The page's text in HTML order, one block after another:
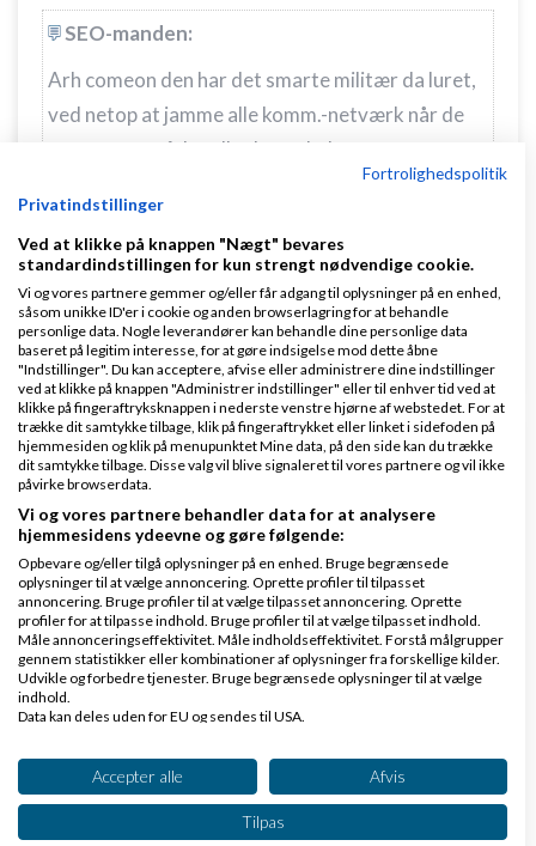
SEO-manden:
Arh comeon den har det smarte militær da luret,
ved netop at jamme alle komm.-netværk når de
sweeper områder eller kører kolonner.
Jo. Man har noget udstyr til netop det.
Svar
Inspirerende foredrag fra en dansk officer og kampsoldat
SEO-mandenSkrevet13-01-2011
tak for svar Søren - så er jeg sgu mere rolig igen.
Svar
Fortrolighedspolitik
Privatindstillinger
Ved at klikke på knappen "Nægt" bevares
standardindstillingen for kun strengt nødvendige cookie.
Vi og vores partnere gemmer og/eller får adgang til oplysninger på en enhed,
såsom unikke ID'er i cookie og anden browserlagring for at behandle
personlige data. Nogle leverandører kan behandle dine personlige data
baseret på legitim interesse, for at gøre indsigelse mod dette åbne
"Indstillinger". Du kan acceptere, afvise eller administrere dine indstillinger
ved at klikke på knappen "Administrer indstillinger" eller til enhver tid ved at
klikke på fingeraftryksknappen i nederste venstre hjørne af webstedet. For at
trække dit samtykke tilbage, klik på fingeraftrykket eller linket i sidefoden på
hjemmesiden og klik på menupunktet Mine data, på den side kan du trække
dit samtykke tilbage. Disse valg vil blive signaleret til vores partnere og vil ikke
påvirke browserdata.
Vi og vores partnere behandler data for at analysere
hjemmesidens ydeevne og gøre følgende:
Opbevare og/eller tilgå oplysninger på en enhed. Bruge begrænsede
oplysninger til at vælge annoncering. Oprette profiler til tilpasset
annoncering. Bruge profiler til at vælge tilpasset annoncering. Oprette
profiler for at tilpasse indhold. Bruge profiler til at vælge tilpasset indhold.
Måle annonceringseffektivitet. Måle indholdseffektivitet. Forstå målgrupper
gennem statistikker eller kombinationer af oplysninger fra forskellige kilder.
Udvikle og forbedre tjenester. Bruge begrænsede oplysninger til at vælge
indhold.
Data kan deles uden for EU og sendes til USA.
Se partnerliste (2 IAB-leverandører)
Vi bruger dine data til følgende formål:
IAB's behandlingsformål:
Accepter alle Afvis
Tilpas